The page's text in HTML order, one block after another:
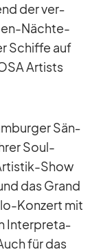
der ver­
Nächte-
Schiffe auf
Ar­tists
Sän­
Soul-
Show
das Grand
Kon­zert mit
In­ter­pre­ta­
für das